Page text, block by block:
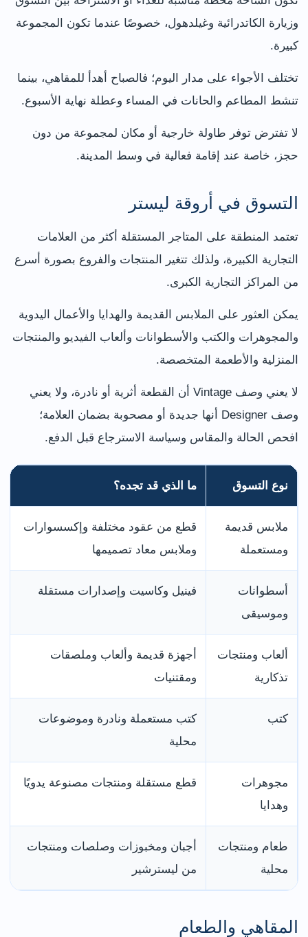
وزيارة الكاتدرائية وغيلدهول، خصوصًا عندما تكون المجموعة
كبيرة.
تختلف الأجواء على مدار اليوم؛ فالصباح أهدأ للمقاهي، بينما
تنشط المطاعم والحانات في المساء وعطلة نهاية الأسبوع.
لا تفترض توفر طاولة خارجية أو مكان لمجموعة من دون
حجز، خاصة عند إقامة فعالية في وسط المدينة.
التسوق في أروقة ليستر
تعتمد المنطقة على المتاجر المستقلة أكثر من العلامات
التجارية الكبيرة، ولذلك تتغير المنتجات والفروع بصورة أسرع
من المراكز التجارية الكبرى.
يمكن العثور على الملابس القديمة والهدايا والأعمال اليدوية
والمجوهرات والكتب والأسطوانات وألعاب الفيديو والمنتجات
المنزلية والأطعمة المتخصصة.
لا يعني وصف Vintage أن القطعة أثرية أو نادرة، ولا يعني
وصف Designer أنها جديدة أو مصحوبة بضمان العلامة؛
افحص الحالة والمقاس وسياسة الاسترجاع قبل الدفع.
نوع التسوق ما الذي قد تجده؟
ملابس قديمة
ومستعملة
قطع من عقود مختلفة وإكسسوارات
وملابس معاد تصميمها
أسطوانات
وموسيقى
فينيل وكاسيت وإصدارات مستقلة
ألعاب ومنتجات
تذكارية
أجهزة قديمة وألعاب وملصقات
ومقتنيات
كتب
كتب مستعملة ونادرة وموضوعات
محلية
مجوهرات
وهدايا
قطع مستقلة ومنتجات مصنوعة يدويًا
طعام ومنتجات
محلية
أجبان ومخبوزات وصلصات ومنتجات
من ليسترشير
المقاهي والطعام